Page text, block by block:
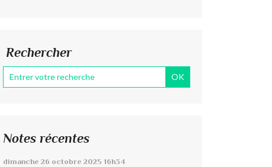
Rechercher
Notes récentes
dimanche 26 octobre 2025 16h34